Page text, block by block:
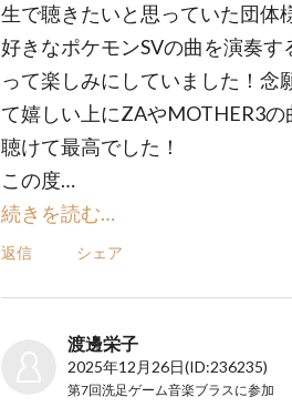
生で聴きたいと思っていた団体
好きなポケモンSVの曲を演奏す
って楽しみにしていました！念
て嬉しい上にZAやMOTHER3の
聴けて最高でした！
この度…
続きを読む…
返信 シェア
渡邊栄子
2025年12月26日(ID:236235)
第7回洗足ゲーム音楽ブラスに参加